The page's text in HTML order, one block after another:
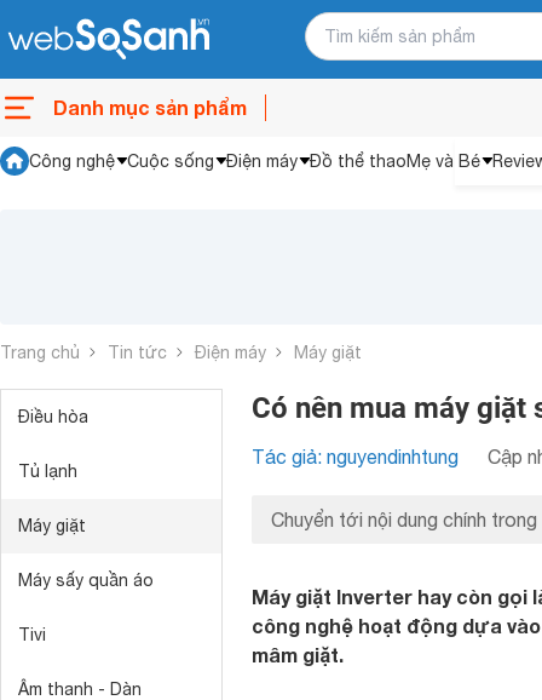
Danh mục sản phẩm
Công nghệ Cuộc sống Điện máy Đồ thể thaoMẹ và Bé
Trang chủ Tin tức Điện máy Máy giặt
Điều hòa
Tủ lạnh
Máy giặt
Máy sấy quần áo
Tivi
Âm thanh - Dàn
Có nên mua máy giặt
Tác giả: nguyendinhtung Cập
Chuyển tới nội dung chính trong
Máy giặt Inverter hay còn
công nghệ hoạt động dựa
mâm giặt.